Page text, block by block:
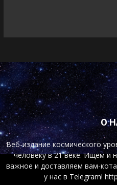
О
Веб-издание космического
человеку в 21 веке. Ищем и
важное и доставляем вам-
у нас в Telegram!